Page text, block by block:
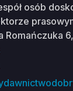
osób
Romańczuka